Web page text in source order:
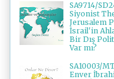
SA9714/
Siyonist
Jerusalem
İsrail'in
Bir Dış
Var mı?
SA10003/
Enver